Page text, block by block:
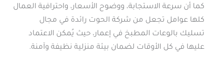
كما أن سرعة الاستجابة، ووضوح الأسعار، واحترافية العمال
كلها عوامل تجعل من شركة الحوت رائدة في مجال
تسليك بالوعات المطبخ في إعمار، حيث يُمكن الاعتماد
عليها في كل الأوقات لضمان بيئة منزلية نظيفة وآمنة.